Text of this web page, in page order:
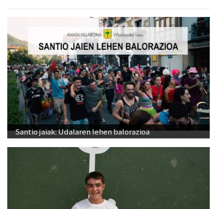
Santio jaiak: Udalaren lehen balorazioa